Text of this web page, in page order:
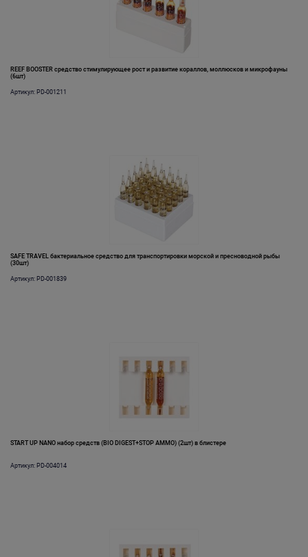
REEF BOOSTER средство стимулирующее рост и развитие кораллов, моллюсков и микрофауны
(6шт)
Артикул: PD-001211
SAFE TRAVEL бактериальное средство для транспортировки морской и пресноводной рыбы
(30шт)
Артикул: PD-001839
START UP NANO набор средств (BIO DIGEST+STOP AMMO) (2шт) в блистере
Артикул: PD-004014